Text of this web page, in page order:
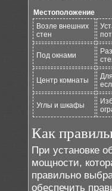
Местоположение
Возле внешних
стен
Под окнами
Центр комнаты
Углы и шкафы
Как
При установке
мощности,
правильно
обеспечить